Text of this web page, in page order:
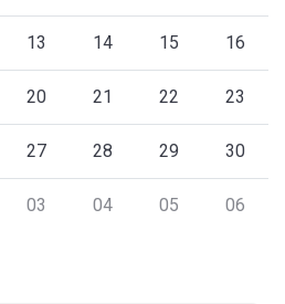
13 14 15 16
20 21 22 23
27 28 29 30
03 04 05 06